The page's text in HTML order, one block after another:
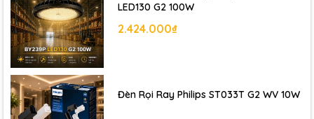
LED130 G2 100W
2.424.000₫
Đèn Rọi Ray Philips ST033T G2 WV 10W